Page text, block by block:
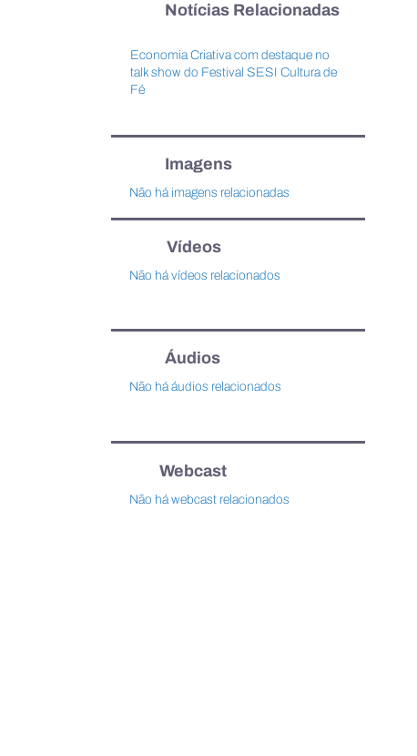
Notícias Relacionadas
Economia Criativa com destaque no
talk show do Festival SESI Cultura de
Fé
Imagens
Não há imagens relacionadas
Vídeos
Não há vídeos relacionados
Áudios
Não há áudios relacionados
Webcast
Não há webcast relacionados